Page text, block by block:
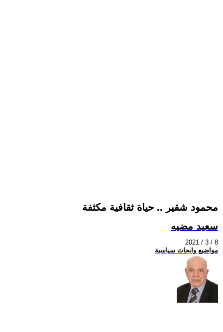
محمود شقير .. حياة ثقافية مكثفة
سعيد مضيه
2021 / 3 / 8
مواضيع وابحاث سياسية